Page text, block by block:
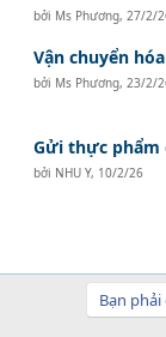
bởi Ms Phương, 27/2/
Vận chuyển
bởi Ms Phương, 23/2/
Gửi thực phẩm
bởi NHU Y, 10/2/26
Bạn